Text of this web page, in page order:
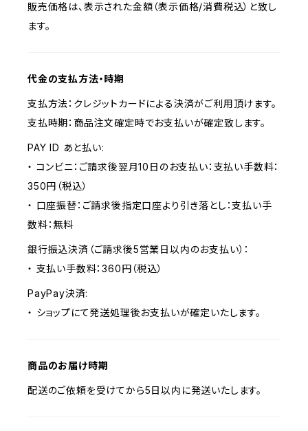
販売価格は、表示された金額（表示価格/消費税込）と致し
ます。
代金の支払方法・時期
支払方法：クレジットカードによる決済がご利用頂けます。
支払時期：商品注文確定時でお支払いが確定致します。
PAY ID あと払い:
・ コンビニ：ご請求後翌月10日のお支払い：支払い手数料：
350円（税込）
・ 口座振替：ご請求後指定口座より引き落とし：支払い手
数料：無料
銀行振込決済（ご請求後5営業日以内のお支払い）：
・ 支払い手数料：360円（税込）
PayPay決済:
・ ショップにて発送処理後お支払いが確定いたします。
商品のお届け時期
配送のご依頼を受けてから5日以内に発送いたします。